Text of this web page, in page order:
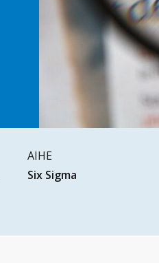
AIHE
Six Sigma